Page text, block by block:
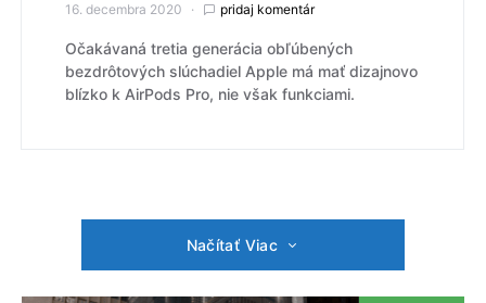
16. decembra 2020 pridaj komentár
Očakávaná tretia generácia obľúbených
bezdrôtových slúchadiel Apple má mať dizajnovo
blízko k AirPods Pro, nie však funkciami.
Načítať Viac